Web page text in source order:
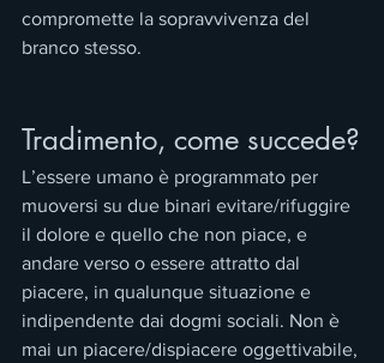
compromette la sopravvivenza del
branco stesso.
Tradimento, come succede?
L’essere umano è programmato per
muoversi su due binari evitare/rifuggire
il dolore e quello che non piace, e
andare verso o essere attratto dal
piacere, in qualunque situazione e
indipendente dai dogmi sociali. Non è
mai un piacere/dispiacere oggettivabile,